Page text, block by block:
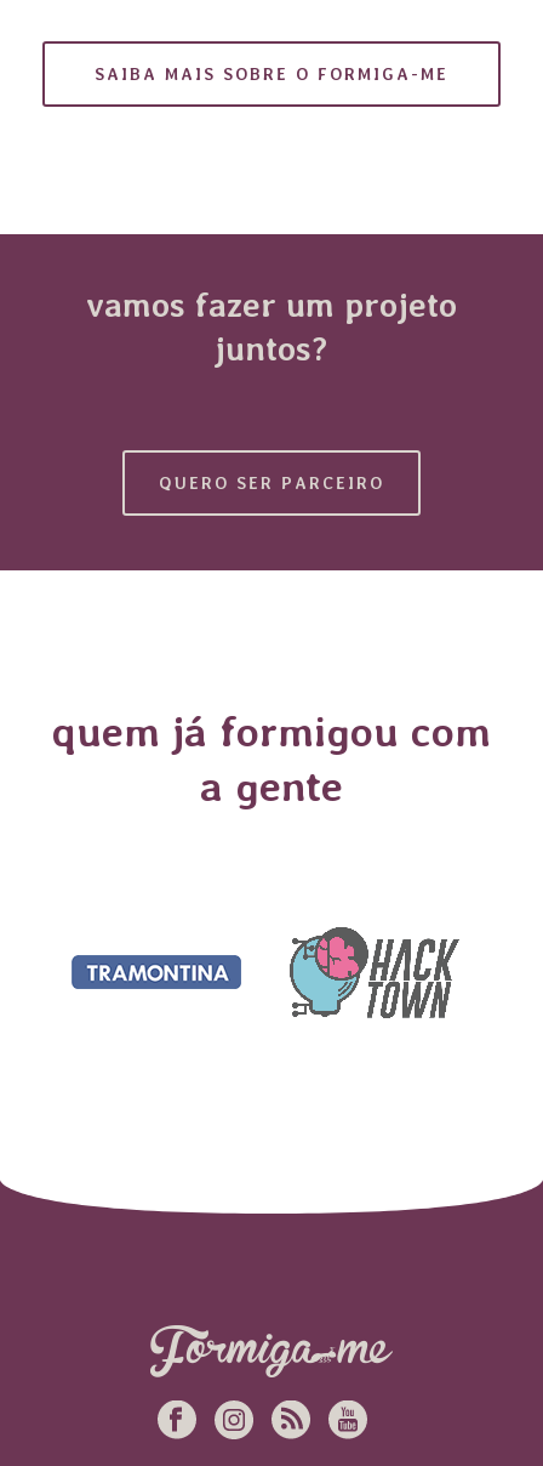
SAIBA MAIS SOBRE O FORMIGA-ME
vamos fazer um projeto
juntos?
QUERO SER PARCEIRO
quem já formigou com
a gente